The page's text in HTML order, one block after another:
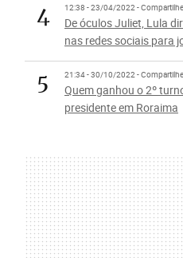
4 12:38 - 23/04/2022 - Compartilhe
De óculos Juliet, Lula
nas redes sociais para
5 21:34 - 30/10/2022 - Compartilhe
Quem ganhou o 2º
presidente em Roraima